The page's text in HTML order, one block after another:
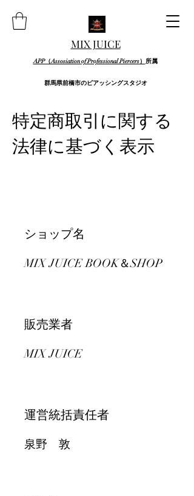
MIX JUICE
APP（Assosiation of Professional Piercers） 所属
群馬県前橋市のピアッシングスタジオ
特定商取引に関する
法律に基づく表示
ショップ名
MIX JUICE BOOK＆SHOP
販売業者
MIX JUICE
運営統括責任者
泉野 敦